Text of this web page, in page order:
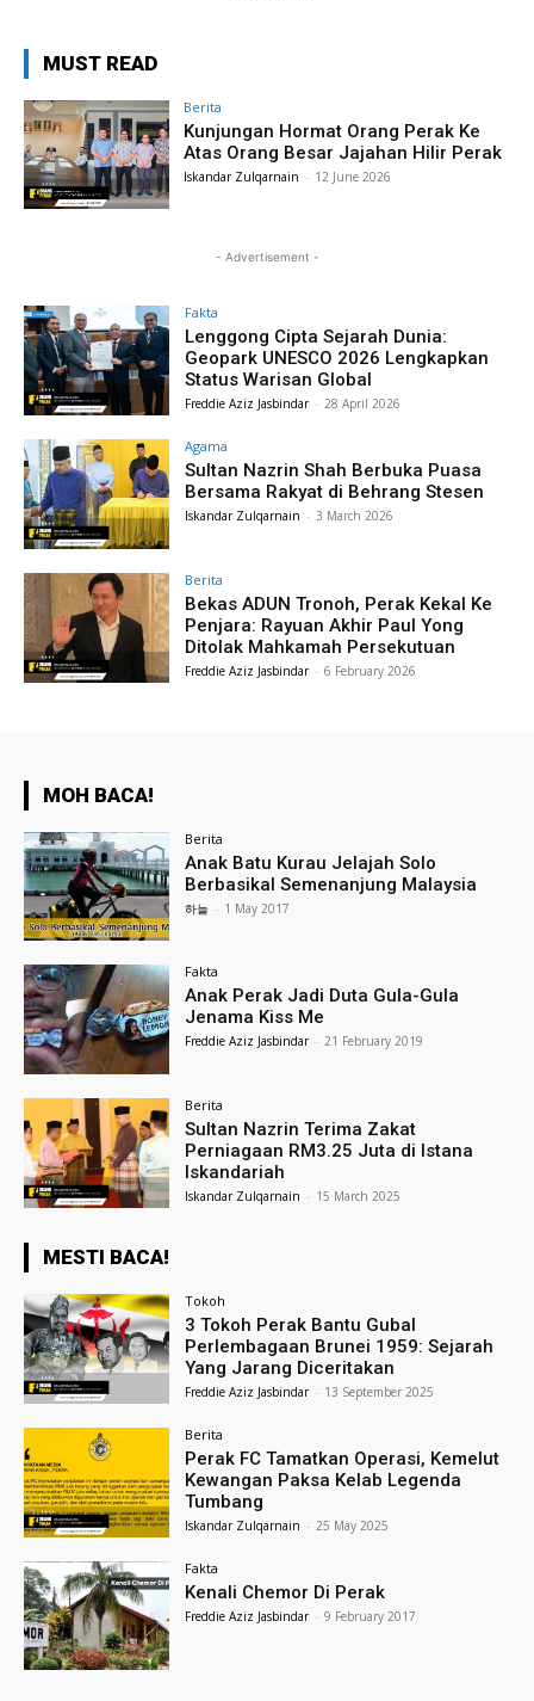
MUST READ
Berita
Kunjungan Hormat Orang Perak Ke
Atas Orang Besar Jajahan Hilir Perak
Iskandar Zulqarnain - 12 June 2026
- Advertisement -
Fakta
Lenggong Cipta Sejarah Dunia:
Geopark UNESCO 2026 Lengkapkan
Status Warisan Global
Freddie Aziz Jasbindar - 28 April 2026
Agama
Sultan Nazrin Shah Berbuka Puasa
Bersama Rakyat di Behrang Stesen
Iskandar Zulqarnain - 3 March 2026
Berita
Bekas ADUN Tronoh, Perak Kekal Ke
Penjara: Rayuan Akhir Paul Yong
Ditolak Mahkamah Persekutuan
Freddie Aziz Jasbindar - 6 February 2026
MOH BACA!
Berita
Anak Batu Kurau Jelajah Solo
Berbasikal Semenanjung Malaysia
하늘 - 1 May 2017
Fakta
Anak Perak Jadi Duta Gula-Gula
Jenama Kiss Me
Freddie Aziz Jasbindar - 21 February 2019
Berita
Sultan Nazrin Terima Zakat
Perniagaan RM3.25 Juta di Istana
Iskandariah
Iskandar Zulqarnain - 15 March 2025
MESTI BACA!
Tokoh
3 Tokoh Perak Bantu Gubal
Perlembagaan Brunei 1959: Sejarah
Yang Jarang Diceritakan
Freddie Aziz Jasbindar - 13 September 2025
Berita
Perak FC Tamatkan Operasi, Kemelut
Kewangan Paksa Kelab Legenda
Tumbang
Iskandar Zulqarnain - 25 May 2025
Fakta
Kenali Chemor Di Perak
Freddie Aziz Jasbindar - 9 February 2017